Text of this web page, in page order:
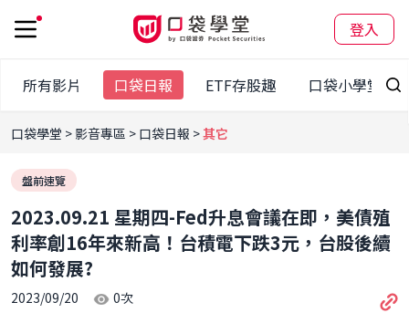
登入
所有影片 口袋日報 ETF存股趣 口袋小學堂
口袋學堂 影音專區 口袋日報 其它
盤前速覽
2023.09.21 星期四-Fed升息會議在即，美債殖
利率創16年來新高！台積電下跌3元，台股後續
如何發展?
2023/09/20 0次